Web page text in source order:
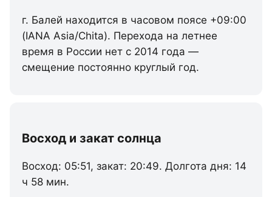
г. Балей находится в часовом поясе +09:00
(IANA Asia/Chita). Перехода на летнее
время в России нет с 2014 года —
смещение постоянно круглый год.
Восход и закат солнца
Восход: 05:51, закат: 20:49. Долгота дня: 14
ч 58 мин.